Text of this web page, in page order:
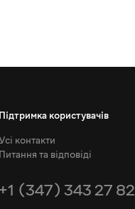
Підтримка користувачів
контакти
Питання та відповіді
+1 (347) 343 27 82